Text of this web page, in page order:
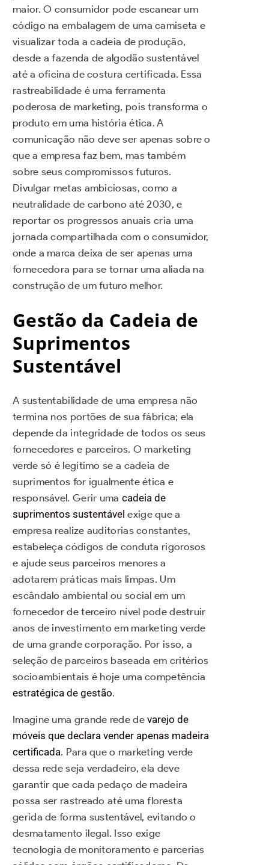
maior. O consumidor pode escanear um
código na embalagem de uma camiseta e
visualizar toda a cadeia de produção,
desde a fazenda de algodão sustentável
até a oficina de costura certificada. Essa
rastreabilidade é uma ferramenta
poderosa de marketing, pois transforma o
produto em uma história ética. A
comunicação não deve ser apenas sobre o
que a empresa faz bem, mas também
sobre seus compromissos futuros.
Divulgar metas ambiciosas, como a
neutralidade de carbono até 2030, e
reportar os progressos anuais cria uma
jornada compartilhada com o consumidor,
onde a marca deixa de ser apenas uma
fornecedora para se tornar uma aliada na
construção de um futuro melhor.
Gestão da Cadeia de
Suprimentos
Sustentável
A sustentabilidade de uma empresa não
termina nos portões de sua fábrica; ela
depende da integridade de todos os seus
fornecedores e parceiros. O marketing
verde só é legítimo se a cadeia de
suprimentos for igualmente ética e
responsável. Gerir uma cadeia de
suprimentos sustentável exige que a
empresa realize auditorias constantes,
estabeleça códigos de conduta rigorosos
e ajude seus parceiros menores a
adotarem práticas mais limpas. Um
escândalo ambiental ou social em um
fornecedor de terceiro nível pode destruir
anos de investimento em marketing verde
de uma grande corporação. Por isso, a
seleção de parceiros baseada em critérios
socioambientais é hoje uma competência
estratégica de gestão.
Imagine uma grande rede devarejo de
móveis que declara vender apenas madeira
certificada. Para que o marketing verde
dessa rede seja verdadeiro, ela deve
garantir que cada pedaço de madeira
possa ser rastreado até uma floresta
gerida de forma sustentável, evitando o
desmatamento ilegal. Isso exige
tecnologia de monitoramento e parcerias